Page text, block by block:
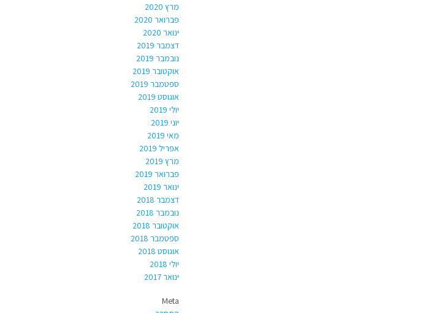
מרץ 2020
פברואר 2020
ינואר 2020
דצמבר 2019
נובמבר 2019
אוקטובר 2019
ספטמבר 2019
אוגוסט 2019
יולי 2019
יוני 2019
מאי 2019
אפריל 2019
מרץ 2019
פברואר 2019
ינואר 2019
דצמבר 2018
נובמבר 2018
אוקטובר 2018
ספטמבר 2018
אוגוסט 2018
יולי 2018
ינואר 2017
Meta